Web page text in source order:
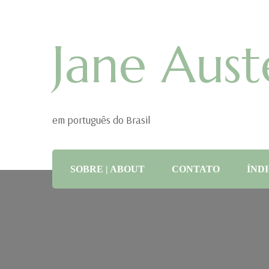
Jane
em português do Brasil
SOBRE | ABOUT CONTATO